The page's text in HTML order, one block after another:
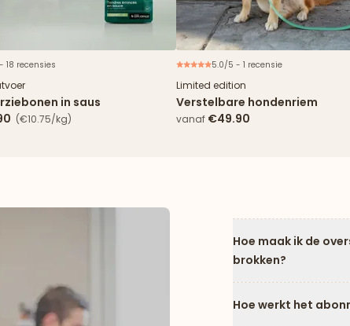
18 recensies
in saus
(€10.75/kg)
5.0/5 - 1 recensie
Limited edition
Verstelbare hondenriem
vanaf €49.90
Hoe maak ik de
brokken?
Hoe werkt het